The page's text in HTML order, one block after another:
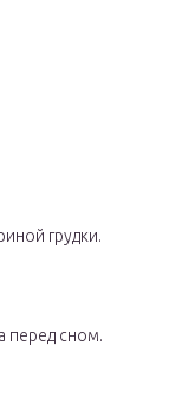
грудки.
перед сном.